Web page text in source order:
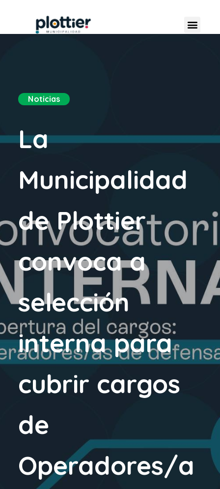
Noticias
La
Municipalidad
de Plottier
convoca a
selección
interna para
cubrir cargos
de
Operadores/a